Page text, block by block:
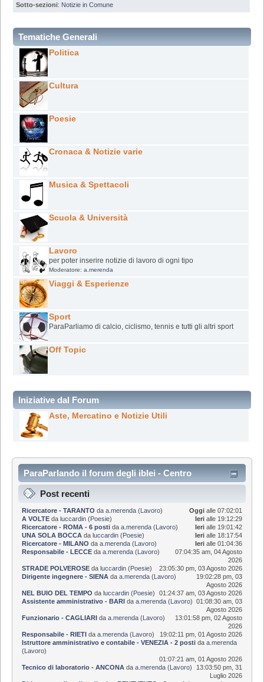
Sotto-sezioni: Notizie in Comune
Tematiche Generali
Politica
Cultura
Poesie
Cronaca & Notizie varie
Musica & Spettacoli
Scuola & Università
Lavoro
per poter inserire notizie di lavoro di ogni tipo
Moderatore: a.merenda
Viaggi & Esperienze
Sport
ParaParliamo di calcio, ciclismo, tennis e tutti gli altri sport
Off Topic
Iniziative dal Forum
Aste, Mercatino e Notizie Utili
ParaParlando il forum degli iblei - Centro
Informazioni
Post recenti
Ricercatore - TARANTO da a.merenda(Lavoro) Oggi alle 07:02:01
A VOLTEda luccardin(Poesie) Ieri alle 19:12:29
Ricercatore - ROMA - 6 postida a.merenda(Lavoro) Ieri alle 19:01:42
UNA SOLA BOCCAda luccardin(Poesie) Ieri alle 18:17:54
Ricercatore - MILANO da a.merenda(Lavoro) Ieri alle 01:04:36
Responsabile - LECCEda a.merenda(Lavoro)
07:04:35 am, 04 Agosto
2026
STRADE POLVEROSEda luccardin(Poesie)
23:05:30 pm, 03 Agosto 2026
Dirigente ingegnere - SIENAda a.merenda(Lavoro)
19:02:28 pm, 03
Agosto 2026
NEL BUIO DEL TEMPO da luccardin(Poesie)
01:24:37 am, 03 Agosto 2026
Assistente amministrativo - BARIda a.merenda(Lavoro)
01:08:30 am, 03
Agosto 2026
Funzionario - CAGLIARIda a.merenda(Lavoro)
13:01:58 pm, 02 Agosto
2026
Responsabile - RIETIda a.merenda(Lavoro)
19:02:11 pm, 01 Agosto 2026
Istruttore amministrativo e contabile - VENEZIA - 2 postida a.merenda
(Lavoro)
01:07:21 am, 01 Agosto 2026
Tecnico di laboratorio - ANCONAda a.merenda(Lavoro)
13:03:50 pm, 31
Luglio 2026